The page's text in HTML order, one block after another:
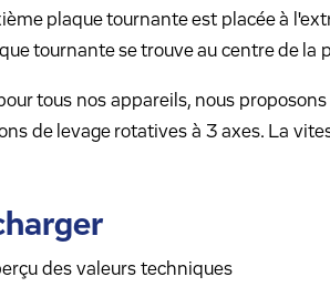
plaque tournante est placée à
tournante se trouve au centre de la
tous nos appareils, nous
de levage rotatives à 3 axes. La
des valeurs techniques